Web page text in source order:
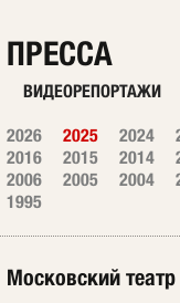
ПРЕССА
ВИДЕОРЕПОРТАЖИ
2026 2025 2024
2016
2015 2014
2006
2005 2004
1995
Московский